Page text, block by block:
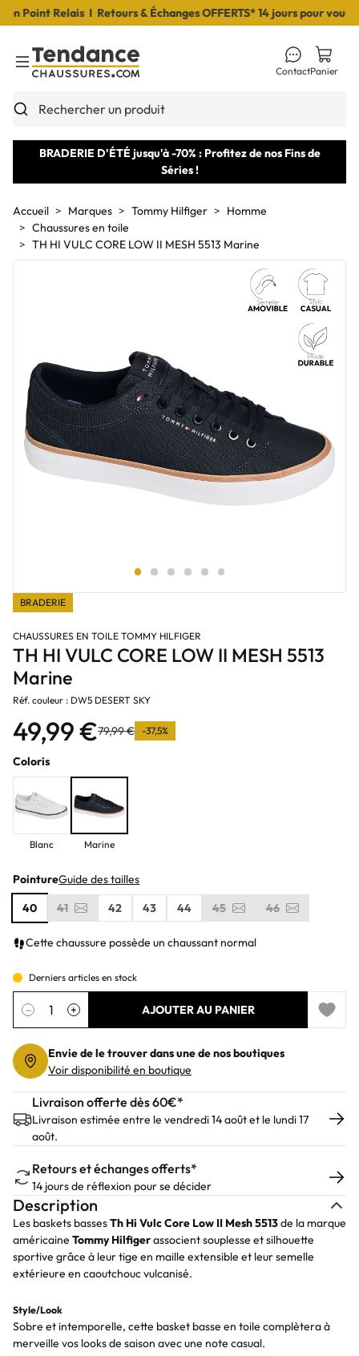
Point Relais I Retours & Échanges OFFERTS* 14 jours pour vous
Toggle Menu
Rechercher un produit
ContactPanier
BRADERIE D'ÉTÉ jusqu'à -70% : Profitez de nos Fins de
Séries !
Accueil Marques Tommy Hilfiger
Homme
Chaussures en toile
TH HI VULC CORE LOW II MESH 5513 Marine
BRADERIE
CHAUSSURES EN TOILE TOMMY HILFIGER
TH HI VULC CORE LOW II MESH 5513
Marine
Réf. couleur : DW5 DESERT SKY
49,99 €79,99 € -37,5%
Coloris
Blanc Marine
PointureGuide des tailles
40
41 42 43 44 45 46
Cette chaussure possède un chaussant normal
Derniers articles en stock
Quantité
− + AJOUTER AU PANIER
Add to
Envie de le trouver dans une de nos boutiques
Voir disponibilité en boutique
Livraison offerte dès 60€*
Livraison estimée entre le vendredi 14 août et le lundi 17
août.
Retours et échanges offerts*
14 jours de réflexion pour se décider
Description
Les baskets bassesTh Hi Vulc Core Low II Mesh 5513de la marque
américaine Tommy Hilfigerassocient souplesse et silhouette
sportive grâce à leur tige en maille extensible et leur semelle
extérieure en caoutchouc vulcanisé.
Style/Look
Sobre et intemporelle, cette basket basse en toile complètera à
merveille vos looks de saison avec une note casual.